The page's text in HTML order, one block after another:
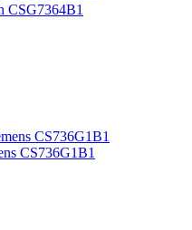
CSG7364B1
CS736G1B1